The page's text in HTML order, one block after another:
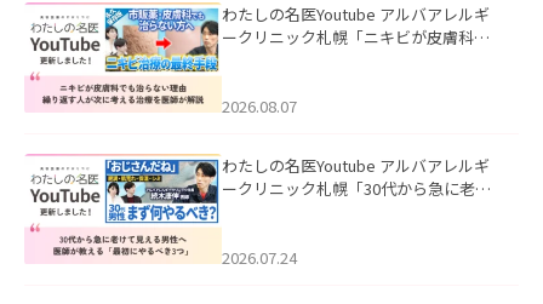
わたしの名医Youtube アルバアレルギ
ークリニック札幌「ニキビが皮膚科で
ました。
2026.08.07
わたしの名医Youtube アルバアレルギ
ークリニック札幌「30代から急に老け
た。
2026.07.24